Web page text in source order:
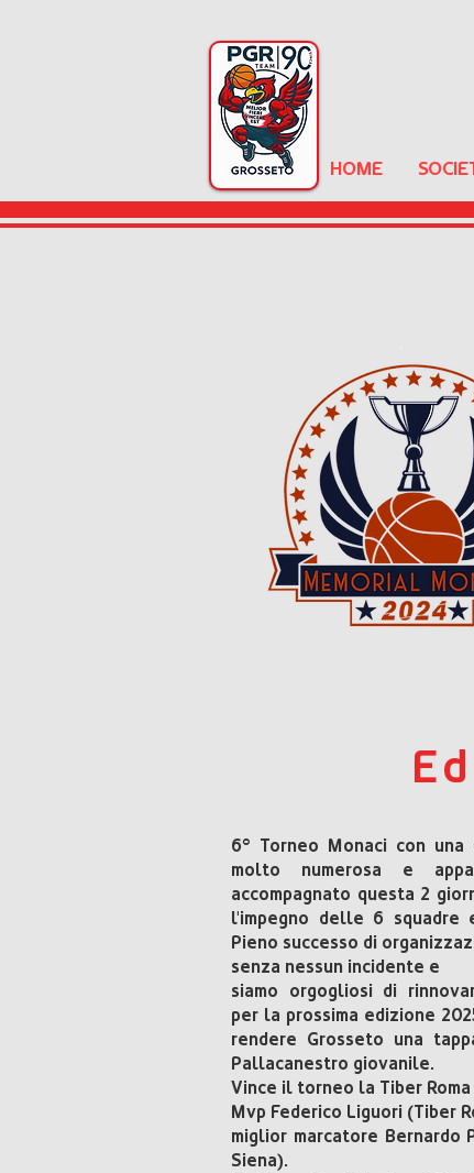
HOME
6° Torneo Monaci con una
molto numerosa e
accompagnato questa 2
l'impegno delle 6
Pieno successo di
senza nessun incidente e
siamo orgogliosi di
per la prossima edizione
rendere Grosseto una
Pallacanestro giovanile.
Vince il torneo la Tiber Roma
Mvp Federico Liguori (Tiber
miglior marcatore Bernardo
Siena).